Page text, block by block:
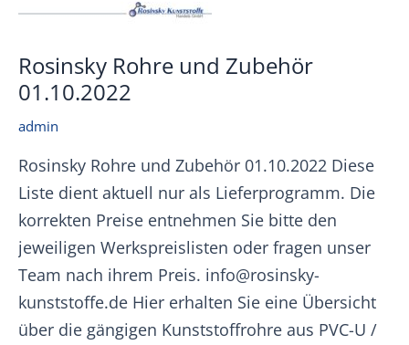
Rosinsky Rohre und Zubehör
01.10.2022
admin
Rosinsky Rohre und Zubehör 01.10.2022 Diese
Liste dient aktuell nur als Lieferprogramm. Die
korrekten Preise entnehmen Sie bitte den
jeweiligen Werkspreislisten oder fragen unser
Team nach ihrem Preis. info@rosinsky-
kunststoffe.de Hier erhalten Sie eine Übersicht
über die gängigen Kunststoffrohre aus PVC-U /